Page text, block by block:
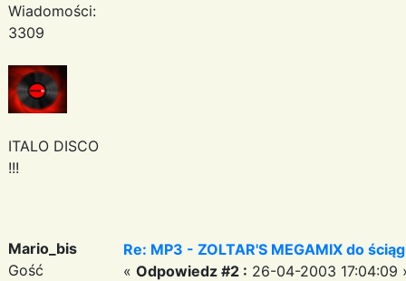
Wiadomości:
3309
ITALO DISCO
!!!
Mario_bis
Gość
Re: MP3 - ZOLTAR'S MEGAMIX do
« Odpowiedz #2 : 26-04-2003 17:04:09